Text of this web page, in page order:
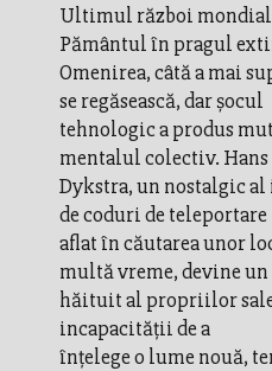
Ultimul război mondial
Pământul în pragul
Omenirea, câtă a mai
se regăsească, dar şocul
tehnologic a produs
mentalul colectiv. Hans
Dykstra, un nostalgic
de coduri de teleportare
aflat în căutarea unor
multă vreme, devine un
hăituit al propriilor
incapacităţii de a
înţelege o lume nouă,